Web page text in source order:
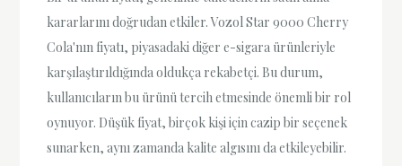
kararlarını doğrudan etkiler. Vozol Star 9000 Cherry
Cola'nın fiyatı, piyasadaki diğer e-sigara ürünleriyle
karşılaştırıldığında oldukça rekabetçi. Bu durum,
kullanıcıların bu ürünü tercih etmesinde önemli bir rol
oynuyor. Düşük fiyat, birçok kişi için cazip bir seçenek
sunarken, aynı zamanda kalite algısını da etkileyebilir.